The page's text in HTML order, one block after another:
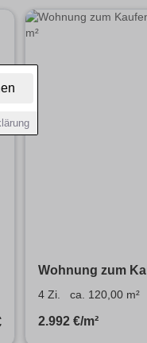
Wohnung zum
359.000 € 120 m²
4 Zi. ca. 120,00 m²
2.992 €/m²